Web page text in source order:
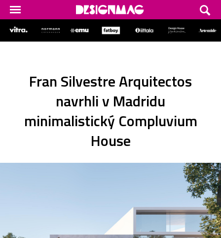
Fran Silvestre Arquitectos
navrhli v Madridu
minimalistický Compluvium
House